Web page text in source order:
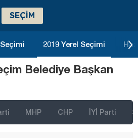
SEÇİM
2019 Yerel Seçimi
Belediye Başkan
MHP CHP İYİ Parti